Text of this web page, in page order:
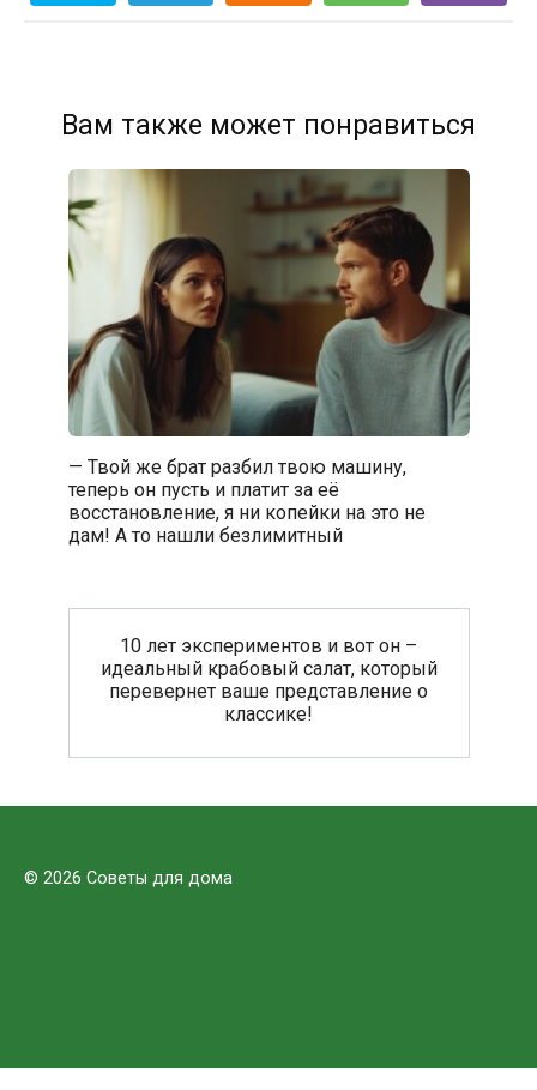
Вам также может понравиться
— Твой же брат разбил твою машину,
теперь он пусть и платит за её
восстановление, я ни копейки на это не
дам! А то нашли безлимитный
10 лет экспериментов и вот он –
идеальный крабовый салат, который
перевернет ваше представление о
классике!
© 2026 Советы для дома